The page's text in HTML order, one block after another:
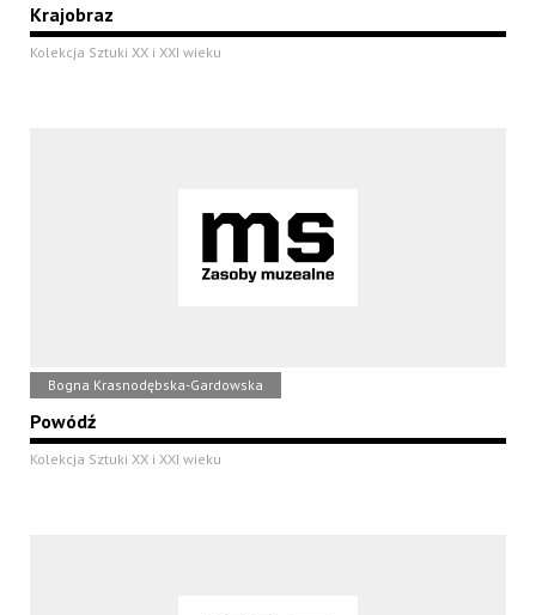
Krajobraz
Kolekcja Sztuki XX i XXI wieku
Bogna Krasnodębska-Gardowska
Powódź
Kolekcja Sztuki XX i XXI wieku